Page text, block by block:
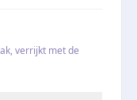
verrijkt met de